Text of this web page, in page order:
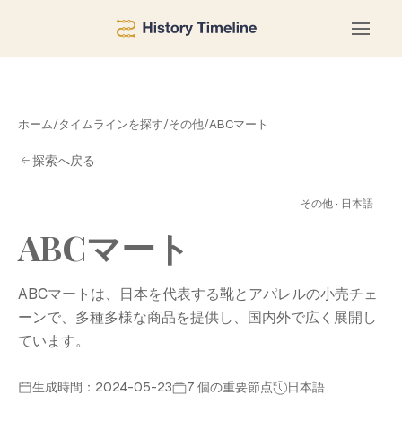
ホーム/タイムラインを探す/その他/ABCマート
探索へ戻る
その他 · 日本語
ABCマート
ABCマートは、日本を代表する靴とアパレルの小売チェ
ーンで、多種多様な商品を提供し、国内外で広く展開し
ています。
生成時間：2024-05-23 7 個の重要節点 日本語